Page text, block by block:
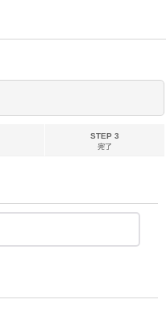
STEP 3
完了